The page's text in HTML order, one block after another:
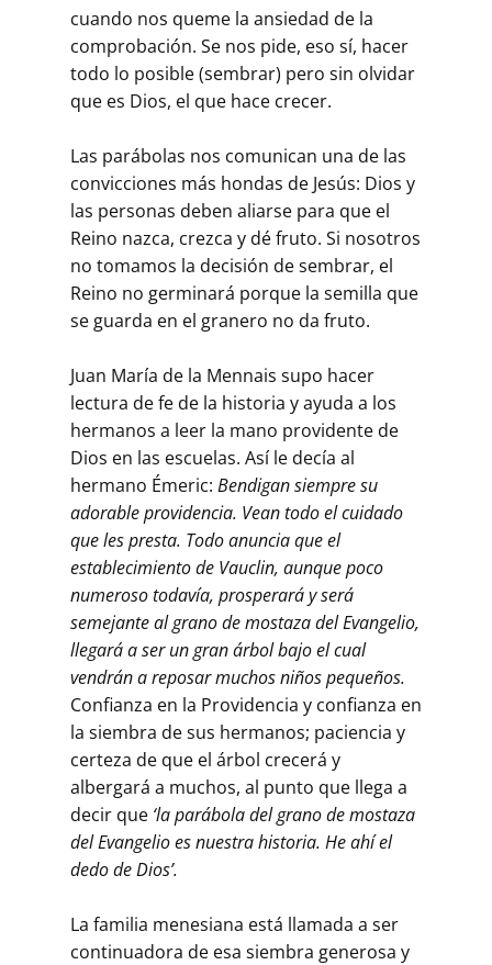
cuando nos queme la ansiedad de la
comprobación. Se nos pide, eso sí, hacer
todo lo posible (sembrar) pero sin olvidar
que es Dios, el que hace crecer.
Las parábolas nos comunican una de las
convicciones más hondas de Jesús: Dios y
las personas deben aliarse para que el
Reino nazca, crezca y dé fruto. Si nosotros
no tomamos la decisión de sembrar, el
Reino no germinará porque la semilla que
se guarda en el granero no da fruto.
Juan María de la Mennais supo hacer
lectura de fe de la historia y ayuda a los
hermanos a leer la mano providente de
Dios en las escuelas. Así le decía al
hermano Émeric: Bendigan siempre su
adorable providencia. Vean todo el cuidado
que les presta. Todo anuncia que el
establecimiento de Vauclin, aunque poco
numeroso todavía, prosperará y será
semejante al grano de mostaza del Evangelio,
llegará a ser un gran árbol bajo el cual
vendrán a reposar muchos niños pequeños.
Confianza en la Providencia y confianza en
la siembra de sus hermanos; paciencia y
certeza de que el árbol crecerá y
albergará a muchos, al punto que llega a
decir que ‘la parábola del grano de mostaza
del Evangelio es nuestra historia. He ahí el
dedo de Dios’.
La familia menesiana está llamada a ser
continuadora de esa siembra generosa y